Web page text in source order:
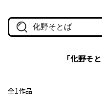
作品名・作家名で探す
「化野そ
全1作品